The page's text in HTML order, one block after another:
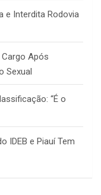
e Interdita Rodovia
Cargo Após
Sexual
“É o
IDEB e Piauí Tem